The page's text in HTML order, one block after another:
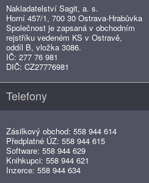
Nakladatelství Sagit, a. s.
Horní 457/1, 700 30 Ostrava-Hrabůvka
Společnost je zapsaná v obchodním
rejstříku vedeném KS v Ostravě,
oddíl B, vložka 3086.
IČ: 277 76 981
DIČ: CZ27776981
Telefony
Zásilkový obchod: 558 944 614
Předplatné ÚZ: 558 944 615
Software: 558 944 629
Knihkupci: 558 944 621
Inzerce: 558 944 634